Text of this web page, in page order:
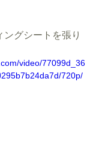
グシートを張り
video/77099d_36
720p/